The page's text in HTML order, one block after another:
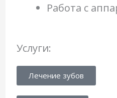
Работа с
Услуги:
Лечение зубов